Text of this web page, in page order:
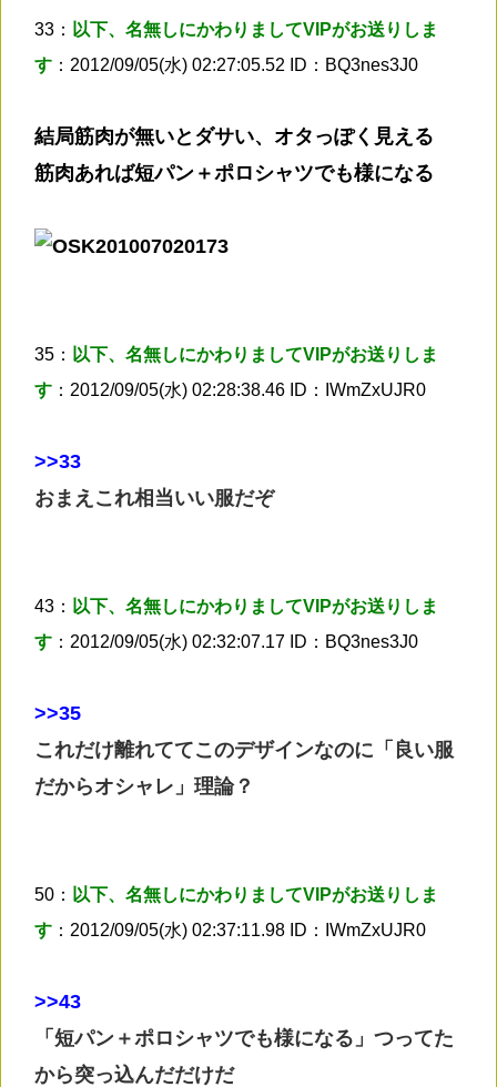
33： 以下、名無しにかわりましてVIPがお送りしま
す ：2012/09/05(水) 02:27:05.52 ID：BQ3nes3J0
結局筋肉が無いとダサい、オタっぽく見える
筋肉あれば短パン＋ポロシャツでも様になる
35： 以下、名無しにかわりましてVIPがお送りしま
す ：2012/09/05(水) 02:28:38.46 ID：IWmZxUJR0
>>33
おまえこれ相当いい服だぞ
43： 以下、名無しにかわりましてVIPがお送りしま
す ：2012/09/05(水) 02:32:07.17 ID：BQ3nes3J0
>>35
これだけ離れててこのデザインなのに「良い服
だからオシャレ」理論？
50： 以下、名無しにかわりましてVIPがお送りしま
す ：2012/09/05(水) 02:37:11.98 ID：IWmZxUJR0
>>43
「短パン＋ポロシャツでも様になる」つってた
から突っ込んだだけだ